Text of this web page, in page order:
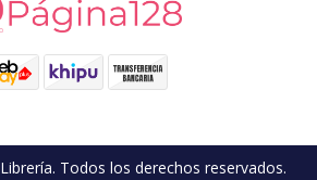
Todos los derechos reservados.